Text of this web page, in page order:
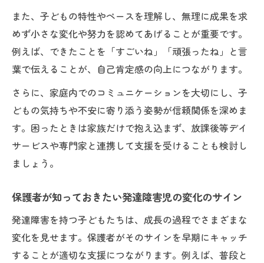
また、子どもの特性やペースを理解し、無理に成果を求
めず小さな変化や努力を認めてあげることが重要です。
例えば、できたことを「すごいね」「頑張ったね」と言
葉で伝えることが、自己肯定感の向上につながります。
さらに、家庭内でのコミュニケーションを大切にし、子
どもの気持ちや不安に寄り添う姿勢が信頼関係を深めま
す。困ったときは家族だけで抱え込まず、放課後等デイ
サービスや専門家と連携して支援を受けることも検討し
ましょう。
保護者が知っておきたい発達障害児の変化のサイン
発達障害を持つ子どもたちは、成長の過程でさまざまな
変化を見せます。保護者がそのサインを早期にキャッチ
することが適切な支援につながります。例えば、普段と